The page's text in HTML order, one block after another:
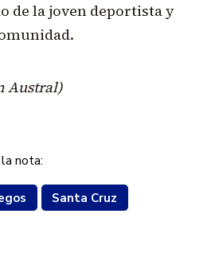
de la joven deportista y
Austral)
nota:
Santa Cruz